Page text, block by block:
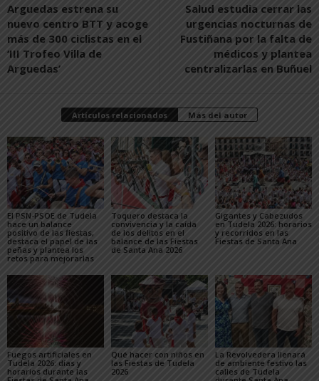
Arguedas estrena su
nuevo centro BTT y acoge
más de 300 ciclistas en el
‘III Trofeo Villa de
Arguedas’
Salud estudia cerrar las
urgencias nocturnas de
Fustiñana por la falta de
médicos y plantea
centralizarlas en Buñuel
Artículos relacionados Más del autor
El PSN-PSOE de Tudela
hace un balance
positivo de las fiestas,
destaca el papel de las
peñas y plantea los
retos para mejorarlas
Toquero destaca la
convivencia y la caída
de los delitos en el
balance de las Fiestas
de Santa Ana 2026
Gigantes y Cabezudos
en Tudela 2026: horarios
y recorridos en las
Fiestas de Santa Ana
Fuegos artificiales en
Tudela 2026: días y
horarios durante las
Qué hacer con niños en
las Fiestas de Tudela
2026
La Revolvedera llenará
de ambiente festivo las
calles de Tudela